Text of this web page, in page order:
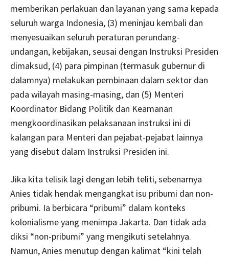
memberikan perlakuan dan layanan yang sama kepada
seluruh warga Indonesia, (3) meninjau kembali dan
menyesuaikan seluruh peraturan perundang-
undangan, kebijakan, seusai dengan Instruksi Presiden
dimaksud, (4) para pimpinan (termasuk gubernur di
dalamnya) melakukan pembinaan dalam sektor dan
pada wilayah masing-masing, dan (5) Menteri
Koordinator Bidang Politik dan Keamanan
mengkoordinasikan pelaksanaan instruksi ini di
kalangan para Menteri dan pejabat-pejabat lainnya
yang disebut dalam Instruksi Presiden ini.
Jika kita telisik lagi dengan lebih teliti, sebenarnya
Anies tidak hendak mengangkat isu pribumi dan non-
pribumi. Ia berbicara “pribumi” dalam konteks
kolonialisme yang menimpa Jakarta. Dan tidak ada
diksi “non-pribumi” yang mengikuti setelahnya.
Namun, Anies menutup dengan kalimat “kini telah